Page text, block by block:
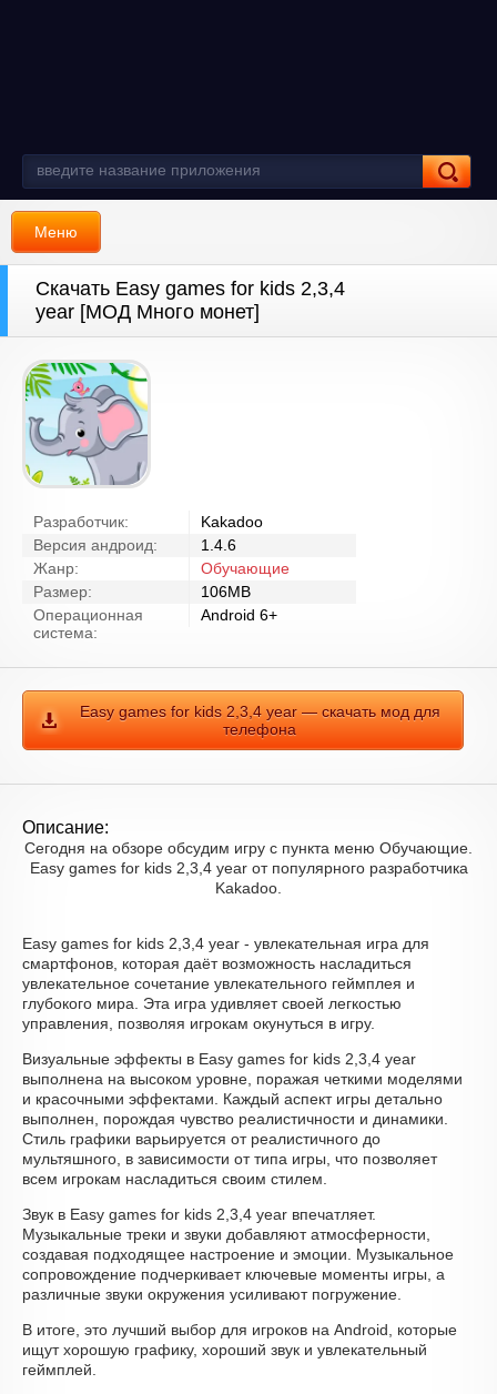
Меню
Скачать Easy games for kids 2,3,4
year [МОД Много монет]
Разработчик:
Kakadoo
Версия андроид:
1.4.6
Жанр:
Обучающие
Размер:
106MB
Операционная
система:
Android 6+
Easy games for kids 2,3,4 year — скачать мод для
телефона
Описание:
Сегодня на обзоре обсудим игру с пункта меню Обучающие.
Easy games for kids 2,3,4 year от популярного разработчика
Kakadoo.
Easy games for kids 2,3,4 year - увлекательная игра для
смартфонов, которая даёт возможность насладиться
увлекательное сочетание увлекательного геймплея и
глубокого мира. Эта игра удивляет своей легкостью
управления, позволяя игрокам окунуться в игру.
Визуальные эффекты в Easy games for kids 2,3,4 year
выполнена на высоком уровне, поражая четкими моделями
и красочными эффектами. Каждый аспект игры детально
выполнен, порождая чувство реалистичности и динамики.
Стиль графики варьируется от реалистичного до
мультяшного, в зависимости от типа игры, что позволяет
всем игрокам насладиться своим стилем.
Звук в Easy games for kids 2,3,4 year впечатляет.
Музыкальные треки и звуки добавляют атмосферности,
создавая подходящее настроение и эмоции. Музыкальное
сопровождение подчеркивает ключевые моменты игры, а
различные звуки окружения усиливают погружение.
В итоге, это лучший выбор для игроков на Android, которые
ищут хорошую графику, хороший звук и увлекательный
геймплей.